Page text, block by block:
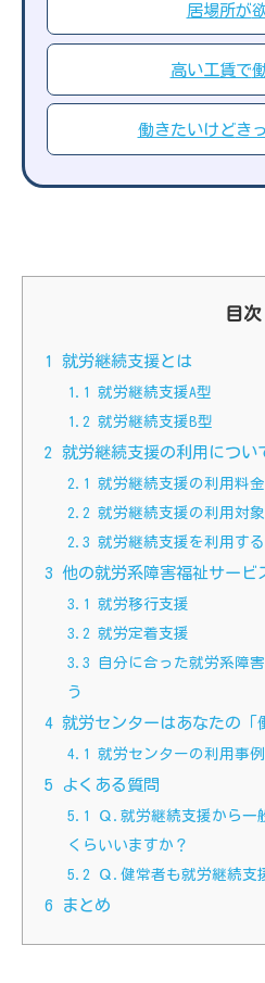
居場所が
高い工賃で
働きたいけどき
目次
1 就労継続支援とは
1.1
就労継続支援A型
1.2 就労継続支援B型
2 就労継続支援の利用につい
2.1
就労継続支援の利用料金
2.2 就労継続支援の利用対
2.3 就労継続支援を利用す
3 他の就労系障害福祉サービ
3.1
就労移行支援
3.2 就労定着支援
3.3 自分に合った就労系障
う
4 就労センターはあなたの「
4.1 就労センターの利用事例
5 よくある質問
5.1
Ｑ.就労継続支援から一
くらいいますか？
5.2 Ｑ.健常者も就労継続支
6 まとめ